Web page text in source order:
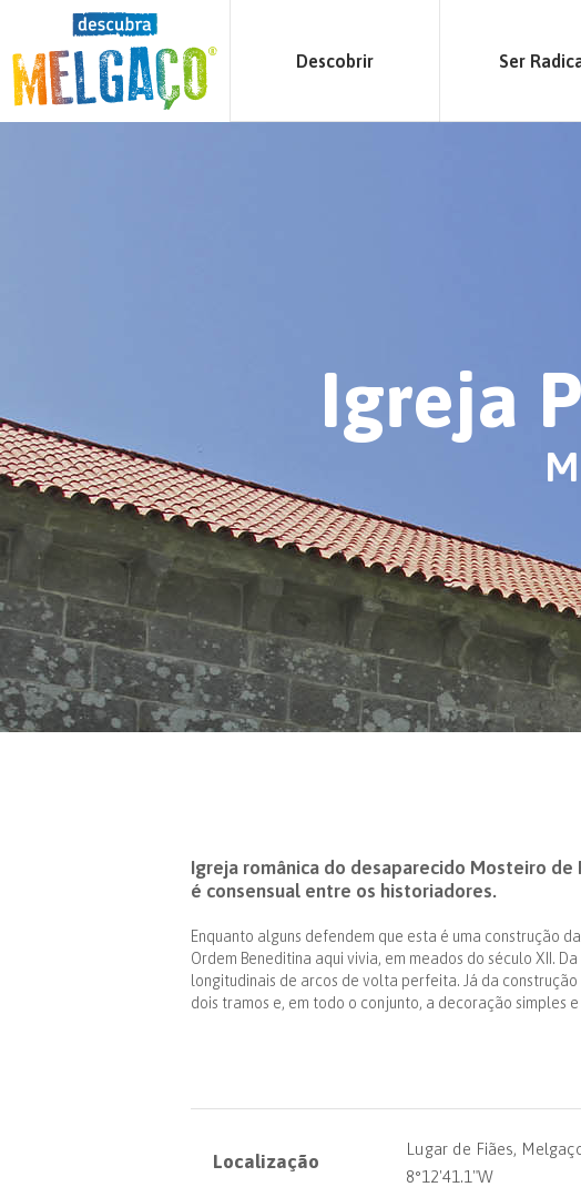
Descobrir Ser
Igreja
Igreja românica do desaparecido Mosteiro de
é consensual entre os historiadores.
Enquanto alguns defendem que esta é uma construção
Ordem Beneditina aqui vivia, em meados do século XII.
longitudinais de arcos de volta perfeita. Já da
dois tramos e, em todo o conjunto, a decoração simples
Localização
Lugar de Fiães,
8°12'41.1"W